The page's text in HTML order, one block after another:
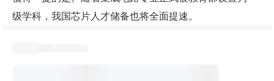
级学科，我国芯片人才储备也将全面提速。